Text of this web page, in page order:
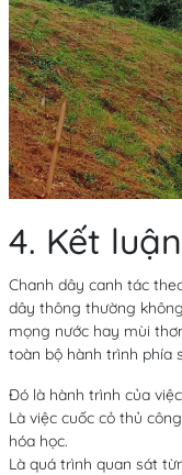
4. Kết luận
Chanh dây canh tác
dây thông thường
mọng nước hay mùi
toàn bộ hành trình phía
Đó là hành trình của
Là việc cuốc cỏ thủ
hóa học.
Là quá trình quan sát